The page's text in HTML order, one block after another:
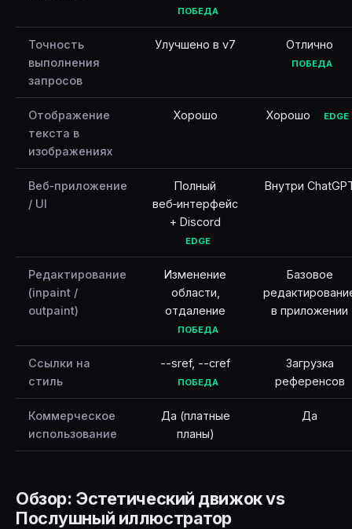
ПОБЕДА
Точность
выполнения
запросов
Улучшено в v7 Отлично
ПОБЕДА
Отображение
текста в
изображениях
Хорошо Хорошо EDGE
Веб‑приложение
/ UI
Полный
веб‑интерфейс
+ Discord
EDGE
Внутри
Редактирование
(inpaint /
outpaint)
Изменение
области,
отдаление
ПОБЕДА
Базовое
в приложении
Ссылки на
стиль
--sref, --cref
ПОБЕДА
Загрузка
референсов
Коммерческое
использование
Да (платные
планы)
Да
Обзор: Эстетический движок vs
Послушный иллюстратор